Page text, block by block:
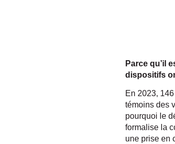
Parce qu’il
dispositifs
En 2023,
témoins des
pourquoi le
formalise la
une prise en